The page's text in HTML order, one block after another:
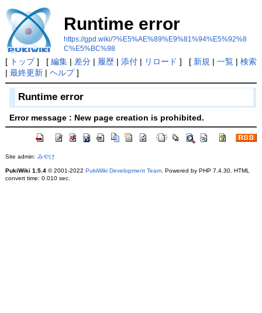
Runtime error
https://gpd.wiki/?%E5%AE%89%E9%81%94%E5%92%8
C%E5%BC%98
[ トップ] [ 編集| 差分| 履歴| 添付| リロード ] [ 新規 | 一覧| 検索
| 最終更新| ヘルプ]
Runtime error
Error message : New page creation is prohibited.
Site admin: みやけ
PukiWiki 1.5.4© 2001-2022 PukiWiki Development Team. Powered by PHP 7.4.30. HTML
convert time: 0.010 sec.